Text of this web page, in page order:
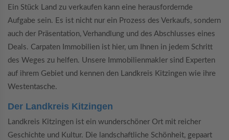
Ein Stück Land zu verkaufen kann eine herausfordernde
Aufgabe sein. Es ist nicht nur ein Prozess des Verkaufs, sondern
auch der Präsentation, Verhandlung und des Abschlusses eines
Deals. Carpaten Immobilien ist hier, um Ihnen in jedem Schritt
des Weges zu helfen. Unsere Immobilienmakler sind Experten
auf ihrem Gebiet und kennen den Landkreis Kitzingen wie ihre
Westentasche.
Der Landkreis Kitzingen
Landkreis Kitzingen ist ein wunderschöner Ort mit reicher
Geschichte und Kultur. Die landschaftliche Schönheit, gepaart